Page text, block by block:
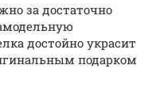
за достаточно
достойно украсит
подарком